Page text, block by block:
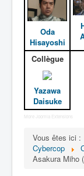
Personnages
Mechas
Objets
Lieux
Épisodes
Chronologie
Fanservice
Oda
Hisayoshi
Collègue
Yazawa
Daisuke
More Joomla Extensions
Vous êtes ici :
Cybercop
Asakura Miho